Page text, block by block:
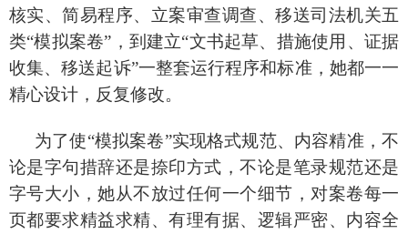
核实、简易程序、立案审查调查、移送司法机关五
类“模拟案卷”，到建立“文书起草、措施使用、证据
收集、移送起诉”一整套运行程序和标准，她都一一
精心设计，反复修改。
为了使“模拟案卷”实现格式规范、内容精准，不
论是字句措辞还是捺印方式，不论是笔录规范还是
字号大小，她从不放过任何一个细节，对案卷每一
页都要求精益求精、有理有据、逻辑严密、内容全